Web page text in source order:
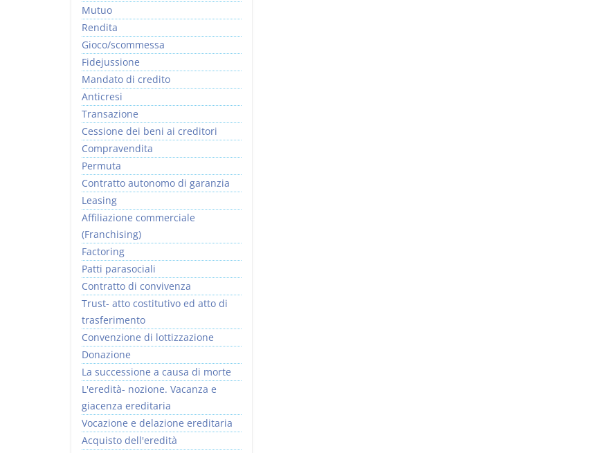
Mutuo
Rendita
Gioco/scommessa
Fidejussione
Mandato di credito
Anticresi
Transazione
Cessione dei beni ai creditori
Compravendita
Permuta
Contratto autonomo di garanzia
Leasing
Affiliazione commerciale
(Franchising)
Factoring
Patti parasociali
Contratto di convivenza
Trust- atto costitutivo ed atto di
trasferimento
Convenzione di lottizzazione
Donazione
La successione a causa di morte
L'eredità- nozione. Vacanza e
giacenza ereditaria
Vocazione e delazione ereditaria
Acquisto dell'eredità